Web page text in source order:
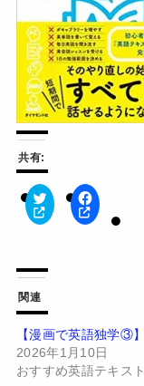
共有:
ク
リ
て
T
w
i
t
t
e
r
で
共
F
a
有
す
る
に
は
関連
【漫画で英語独学③】
2026年1月10日
おすすめ英語テキスト